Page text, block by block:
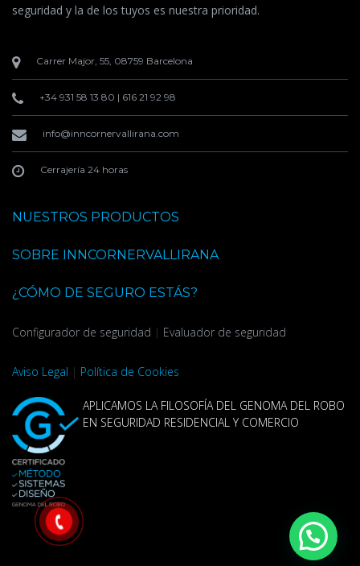
seguridad y la de los tuyos es nuestra prioridad.
Carrer Major, 55, 08759 Barcelona
+34 931 58 13 80 | 616 21 92 98
info@inncornervallirana.com
Cerrajería 24 horas
NUESTROS PRODUCTOS
SOBRE INNCORNERVALLIRANA
¿CÓMO DE SEGURO ESTÁS?
Configurador de seguridad | Evaluador de seguridad
Aviso Legal | Política de Cookies
APLICAMOS LA FILOSOFÍA DEL GENOMA DEL ROBO
EN SEGURIDAD RESIDENCIAL Y COMERCIO